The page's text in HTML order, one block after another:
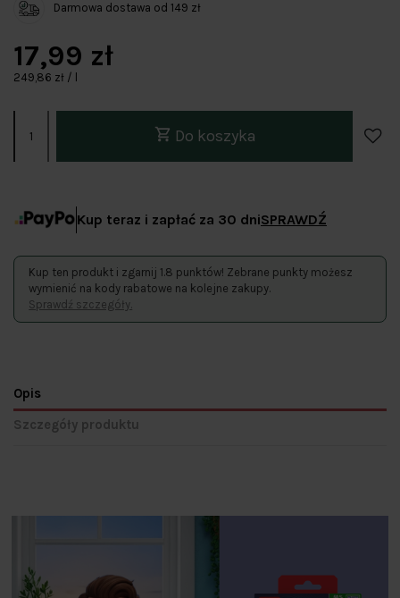
Darmowa dostawa od 149 zł
17,99 zł
249,86 zł / l
Do koszyka
Kup teraz i zapłać za 30 dniSPRAWDŹ
Kup ten produkt i zgarnij 1.8 punktów! Zebrane punkty możesz
wymienić na kody rabatowe na kolejne zakupy.
Sprawdź szczegóły.
Opis
Szczegóły produktu